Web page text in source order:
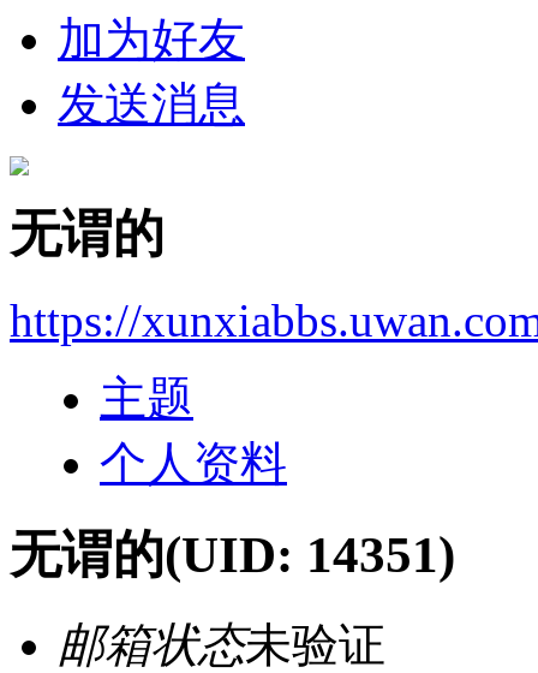
加为好友
发送消息
无谓的
https://
主题
个人资料
无谓的(UID: 14351)
邮箱状态未验证